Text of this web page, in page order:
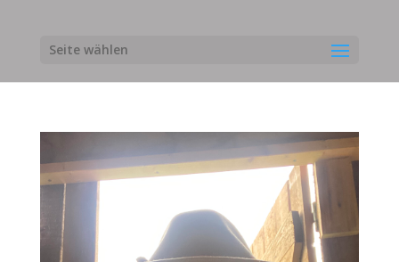
Seite wählen